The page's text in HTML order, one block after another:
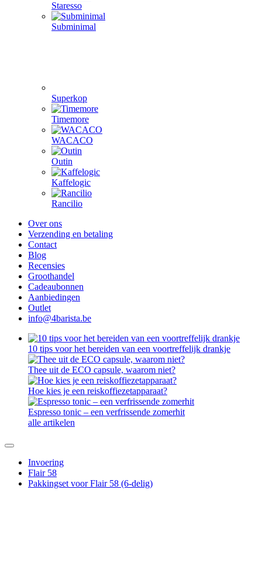
Staresso
Subminimal
Superkop
Timemore
WACACO
Outin
Kaffelogic
Rancilio
Over ons
Verzending en betaling
Contact
Blog
Recensies
Groothandel
Cadeaubonnen
Aanbiedingen
Outlet
info@4barista.be
10 tips voor het bereiden van een voortreffelijk drankje
Thee uit de ECO capsule, waarom niet?
Hoe kies je een reiskoffiezetapparaat?
Espresso tonic – een verfrissende zomerhit
alle artikelen
Invoering
Flair 58
Pakkingset voor Flair 58 (6-delig)